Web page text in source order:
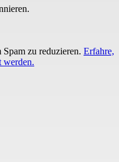
zu reduzieren. Erfahre,
werden.